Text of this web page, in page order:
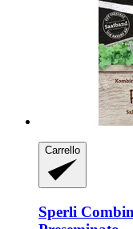
Carrello
Sperli